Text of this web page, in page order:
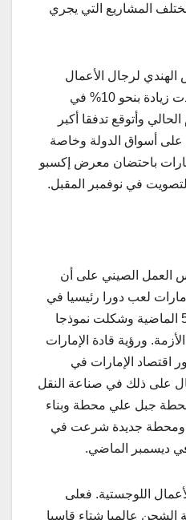
المشاريع التي يجري
الهندي لرجال الأعمال
والمهنيين في دبي فقد شهدت زيادة بنحو 10% في
العام الحالي وأتوقع تدفقا أكبر
على أسواق الدولة وخاصة
باحتضان معرض إكسبو
العمل الصيني على أن
لعب دورا رئيسيا في
الانتعاش خلال السنوات الـ5 الماضية وشكلت نموذجا
ورؤية قادة الإمارات
اقتصاد الإمارات في
على ذلك في صناعة النقل
جبل علي محطة وبناء
ومحطة جديدة شرعت في
في ديسمبر الماضي.
اللوجستية. فعلى
عالميا شتاء قاسيا